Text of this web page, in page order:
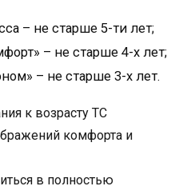
– не старше 5-ти лет;
– не старше 4-х лет;
– не старше 3-х лет.
к возрасту ТС
комфорта и
в полностью